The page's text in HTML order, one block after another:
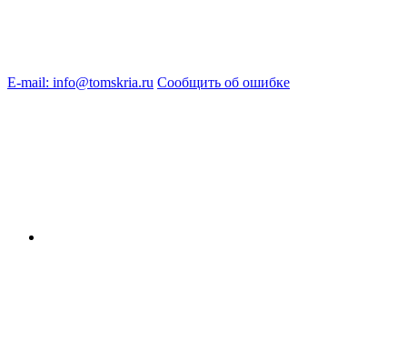
E-mail: info@tomskria.ru Сообщить об ошибке